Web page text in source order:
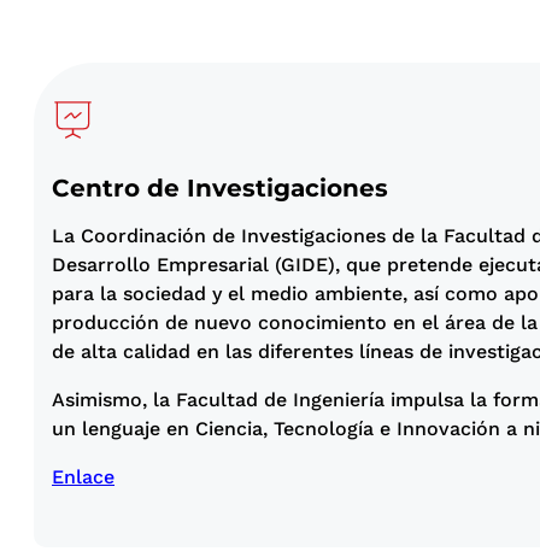
Centro de Investigaciones
La Coordinación de Investigaciones de la
Desarrollo Empresarial (GIDE), que pretende
para la sociedad y el medio ambiente, así como
producción de nuevo conocimiento en el área de
de alta calidad en las diferentes líneas de
Asimismo, la Facultad de Ingeniería impulsa la
un lenguaje en Ciencia, Tecnología e Innovación a
Enlace